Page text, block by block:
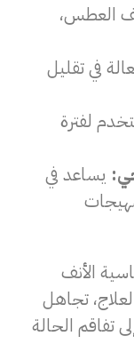
العطس،
في تقليل
لفترة
يساعد في
الأنف
تجاهل
تفاقم الحالة